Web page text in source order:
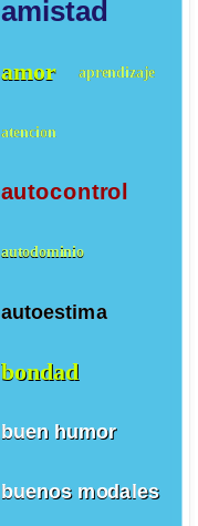
amistad
amor aprendizaje
atencion
autocontrol
autodominio
autoestima
bondad
buen humor
buenos modales